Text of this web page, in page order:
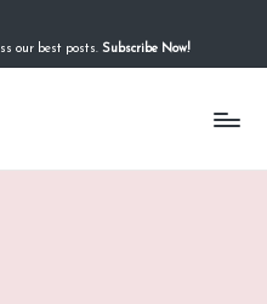
our best posts. Subscribe Now!